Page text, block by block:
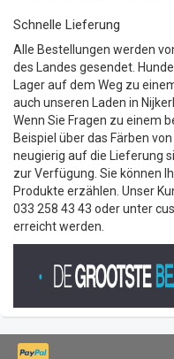
Schnelle Lieferung
Alle Bestellungen werden
des Landes gesendet.
Lager auf dem Weg zu
auch unseren Laden in
Wenn Sie Fragen zu einem
Beispiel über das Färben
neugierig auf die Lieferung
zur Verfügung. Sie können
Produkte erzählen. Unser
033 258 43 43 oder unter
erreicht werden.